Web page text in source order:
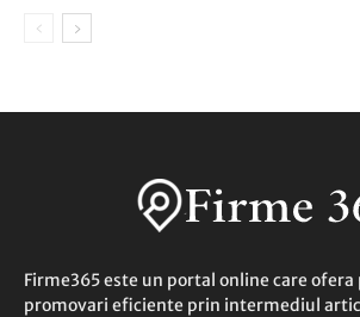
Firme365 este un portal online care
promovari eficiente prin intermediul